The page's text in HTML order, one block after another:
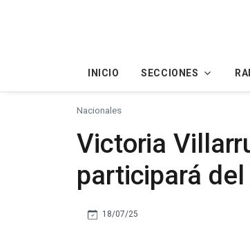
INICIO SECCIONES
Nacionales
Victoria
participará
18/07/25